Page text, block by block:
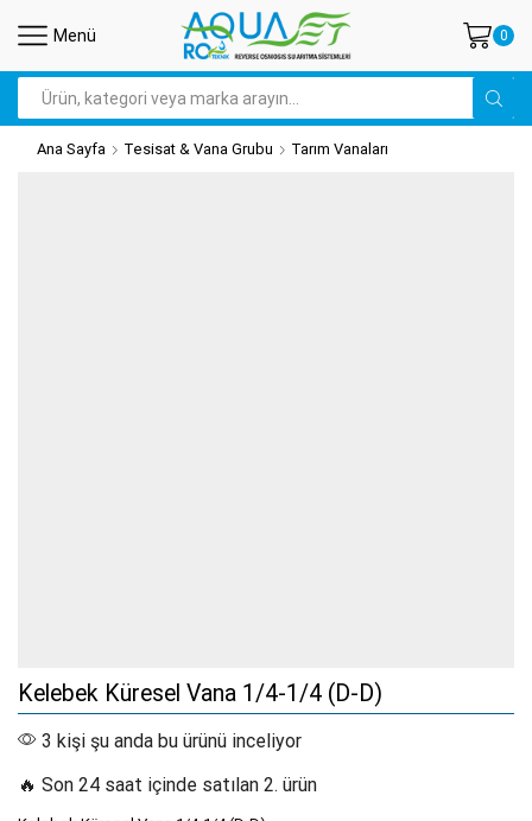
Menü 0
Search
input
Ana Sayfa Tesisat & Vana Grubu Tarım Vanaları
Kelebek Küresel Vana 1/4-1/4 (D-D)
3 kişi şu anda bu ürünü inceliyor
🔥 Son 24 saat içinde satılan 2. ürün